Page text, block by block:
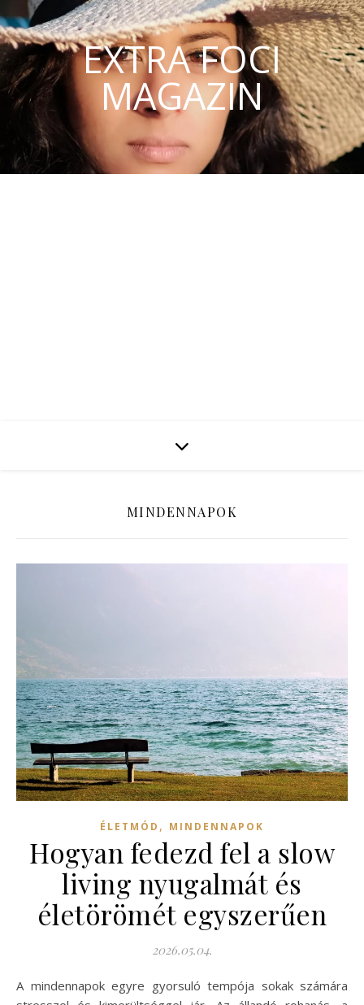
EXTRA FOCI
MAGAZIN
MINDENNAPOK
ÉLETMÓD , MINDENNAPOK
Hogyan fedezd fel a slow
living nyugalmát és
életörömét egyszerűen
2026.05.04.
A mindennapok egyre gyorsuló tempója sokak számára